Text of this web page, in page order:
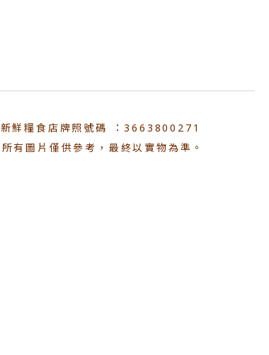
新鮮糧食店牌照號碼 ：3663800271
所有圖片僅供參考，最終以實物為準。